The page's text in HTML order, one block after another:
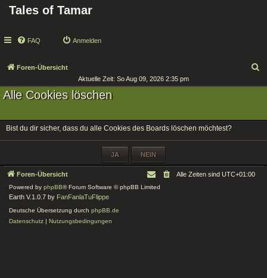
Tales of Tamar
FAQ Anmelden
Foren-Übersicht
Aktuelle Zeit: So Aug 09, 2026 2:35 pm
Alle Cookies löschen
Bist du dir sicher, dass du alle Cookies des Boards löschen möchtest?
Foren-Übersicht Alle Zeiten sind UTC+01:00
Powered by phpBB® Forum Software © phpBB Limited
Earth V.1.0.7 by FanFanlaTuFlippe
Deutsche Übersetzung durch phpBB.de
Datenschutz | Nutzungsbedingungen